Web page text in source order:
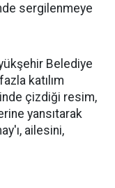
sergilenmeye
Belediye
katılım
çizdiği resim,
yansıtarak
ailesini,